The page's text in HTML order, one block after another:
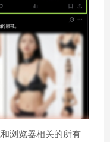
浏览器相关的所有